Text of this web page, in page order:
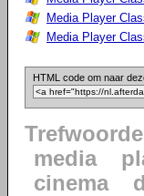
Media Player
Media Player
HTML code om naar
media
cinema